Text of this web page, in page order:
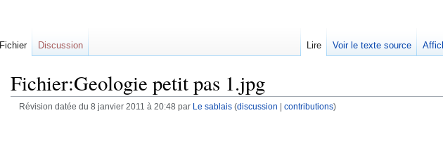
Fichier:Geologie petit pas 1.jpg
Révision datée du 8 janvier 2011 à 20:48 par Le sablais (discussion contributions)
Fichier Discussion Lire Voir le texte source